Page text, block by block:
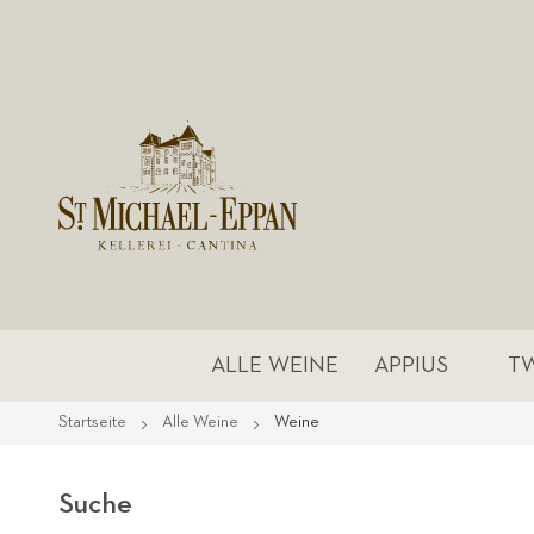
ALLE WEINE APPIUS
Startseite Alle Weine Weine
Suche